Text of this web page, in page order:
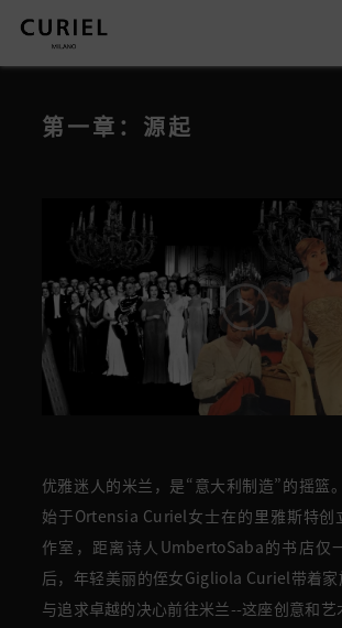
第一章：源起
优雅迷人的米兰，是“意大利制造”的摇篮
始于Ortensia Curiel女士在的里雅斯特创
作室，距离诗人UmbertoSaba的书店仅
后，年轻美丽的侄女Gigliola Curiel带着家
与追求卓越的决心前往米兰--这座创意和艺